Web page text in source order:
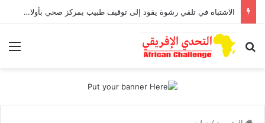
الاشتباه في تلقي رشوة يقود إلى توقيف طبيب بمركز صحي بأولاد افرج
بحث عن